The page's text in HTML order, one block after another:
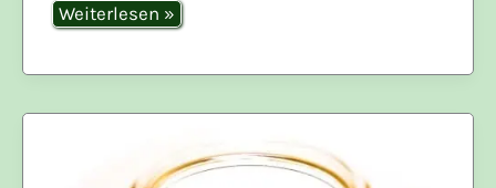
Spätzle
mit
Tofu
Weiterlesen »